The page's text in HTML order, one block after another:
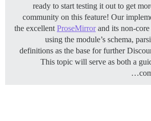
ready to start testing it out to get
community on this feature! Our
the excellent ProseMirrorand its non-core
using the module’s schema,
definitions as the base for further
This topic will serve as both a